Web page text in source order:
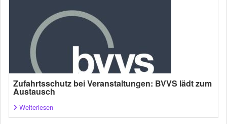
Zufahrtsschutz bei Veranstaltungen: BVVS lädt zum
Austausch
Weiterlesen